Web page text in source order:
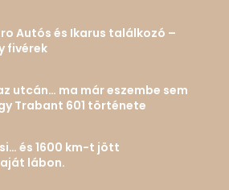
Autós és Ikarus találkozó –
fivérek
utcán… ma már eszembe sem
Trabant 601 története
és 1600 km-t jött
lábon.